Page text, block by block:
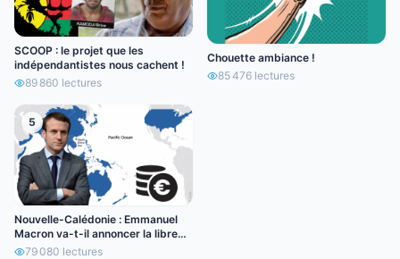
SCOOP : le projet que les
indépendantistes nous cachent !
89 860 lectures
Chouette ambiance !
85 476 lectures
5
Nouvelle-Calédonie : Emmanuel
Macron va-t-il annoncer la libre
circulation de l’euro ?
79 080 lectures